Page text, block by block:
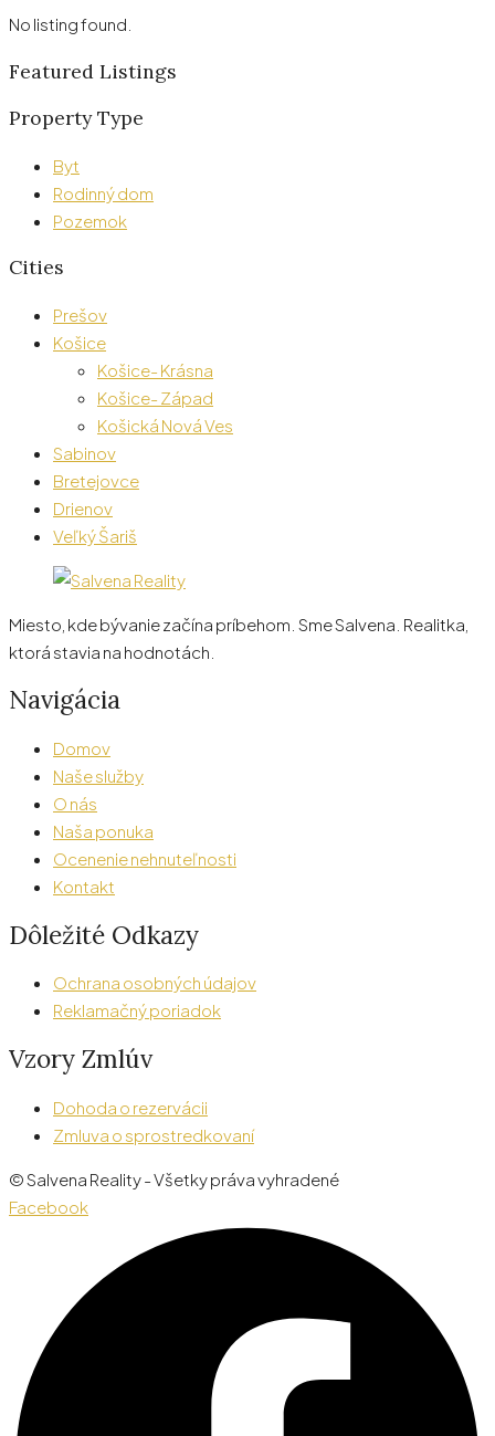
No listing found.
Featured Listings
Property Type
Byt
Rodinný dom
Pozemok
Cities
Prešov
Košice
Košice- Krásna
Košice- Západ
Košická Nová Ves
Sabinov
Bretejovce
Drienov
Veľký Šariš
Miesto, kde bývanie začína príbehom. Sme Salvena. Realitka,
ktorá stavia na hodnotách.
Navigácia
Domov
Naše služby
O nás
Naša ponuka
Ocenenie nehnuteľnosti
Kontakt
Dôležité Odkazy
Ochrana osobných údajov
Reklamačný poriadok
Vzory Zmlúv
Dohoda o rezervácii
Zmluva o sprostredkovaní
© Salvena Reality - Všetky práva vyhradené
Facebook